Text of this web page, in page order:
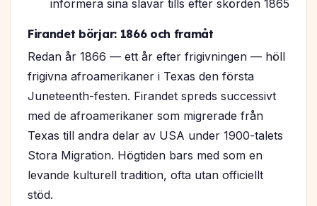
informera sina slavar tills efter skörden 1865
Firandet börjar: 1866 och framåt
Redan år 1866 — ett år efter frigivningen — höll
frigivna afroamerikaner i Texas den första
Juneteenth-festen. Firandet spreds successivt
med de afroamerikaner som migrerade från
Texas till andra delar av USA under 1900-talets
Stora Migration. Högtiden bars med som en
levande kulturell tradition, ofta utan officiellt
stöd.